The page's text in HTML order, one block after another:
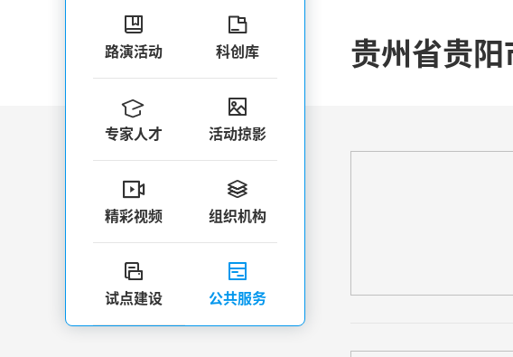
贵州省贵

路演活动

科创库

专家人才

活动掠影

精彩视频

组织机构

试点建设

公共服务